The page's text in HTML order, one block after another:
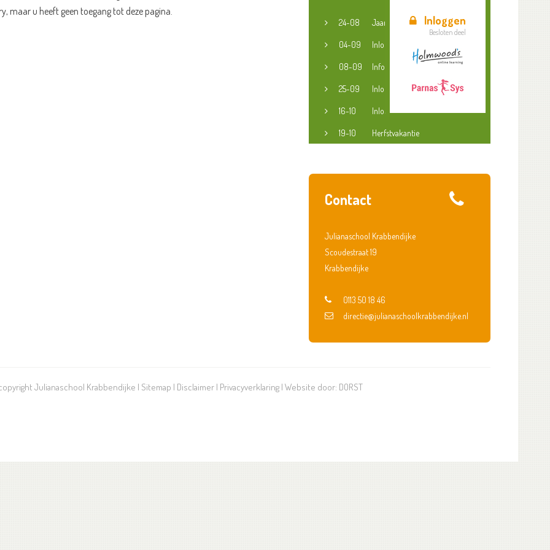
Inloggen
Besloten deel
maar u heeft geen toegang tot deze pagina.
24-08 Jaaropening
04-09 Inloopspreekuur jeugdconsulent
08-09 Informatieavond groep 3-8
25-09 Inloopspreekuur jeugdconsulent
16-10 Inloopspreekuur jeugdconsulent
19-10 Herfstvakantie
Contact
Julianaschool Krabbendijke
Scoudestraat 19
Krabbendijke
0113 50 18 46
directie@julianaschoolkrabbendijke.nl
Julianaschool Krabbendijke | Sitemap | Disclaimer | Privacyverklaring | Website door: DORST